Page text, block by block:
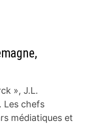
», J.L.
Les chefs
médiatiques et